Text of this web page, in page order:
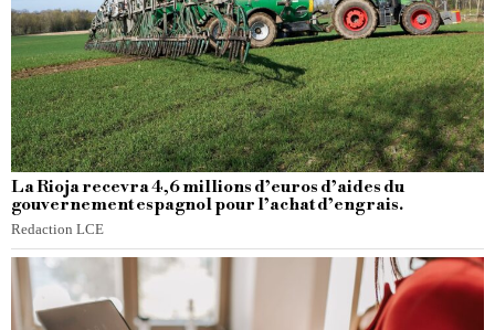
La Rioja recevra 4,6 millions d’euros d’aides du
gouvernement espagnol pour l’achat d’engrais.
Redaction LCE